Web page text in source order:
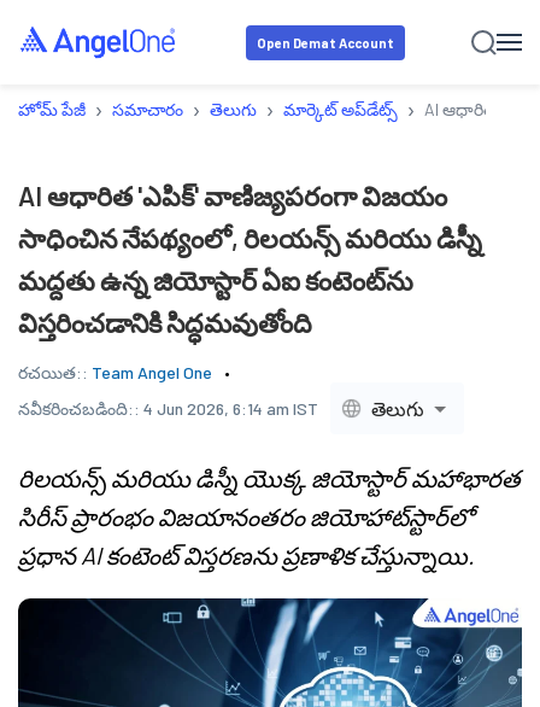
Open Demat Account
హోమ్ పేజీ › సమాచారం › తెలుగు › మార్కెట్ అప్‌డేట్స్ › AI ఆధారిత
AI ఆధారిత 'ఎపిక్' వాణిజ్యపరంగా విజయం
సాధించిన నేపథ్యంలో, రిలయన్స్ మరియు డిస్నీ
మద్దతు ఉన్న జియోస్టార్ ఏఐ కంటెంట్‌ను
విస్తరించడానికి సిద్ధమవుతోంది
రచయిత:: Team Angel One
నవీకరించబడింది:: 4 Jun 2026, 6:14 am IST తెలుగు
రిలయన్స్ మరియు డిస్నీ యొక్క జియోస్టార్ మహాభారత
సిరీస్ ప్రారంభం విజయానంతరం జియోహాట్‌స్టార్‌లో
ప్రధాన AI కంటెంట్ విస్తరణను ప్రణాళిక చేస్తున్నాయి.